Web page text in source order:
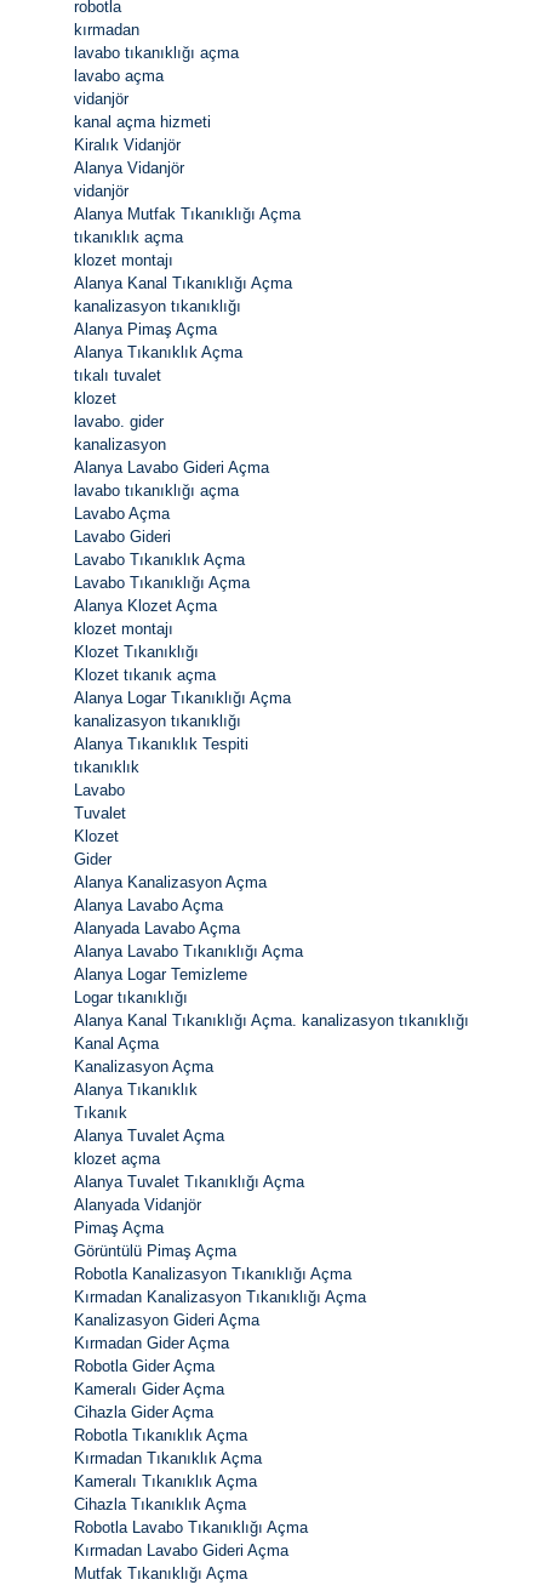
robotla
kırmadan
lavabo tıkanıklığı açma
lavabo açma
vidanjör
kanal açma hizmeti
Kiralık Vidanjör
Alanya Vidanjör
vidanjör
Alanya Mutfak Tıkanıklığı Açma
tıkanıklık açma
klozet montajı
Alanya Kanal Tıkanıklığı Açma
kanalizasyon tıkanıklığı
Alanya Pimaş Açma
Alanya Tıkanıklık Açma
tıkalı tuvalet
klozet
lavabo. gider
kanalizasyon
Alanya Lavabo Gideri Açma
lavabo tıkanıklığı açma
Lavabo Açma
Lavabo Gideri
Lavabo Tıkanıklık Açma
Lavabo Tıkanıklığı Açma
Alanya Klozet Açma
klozet montajı
Klozet Tıkanıklığı
Klozet tıkanık açma
Alanya Logar Tıkanıklığı Açma
kanalizasyon tıkanıklığı
Alanya Tıkanıklık Tespiti
tıkanıklık
Lavabo
Tuvalet
Klozet
Gider
Alanya Kanalizasyon Açma
Alanya Lavabo Açma
Alanyada Lavabo Açma
Alanya Lavabo Tıkanıklığı Açma
Alanya Logar Temizleme
Logar tıkanıklığı
Alanya Kanal Tıkanıklığı Açma. kanalizasyon tıkanıklığı
Kanal Açma
Kanalizasyon Açma
Alanya Tıkanıklık
Tıkanık
Alanya Tuvalet Açma
klozet açma
Alanya Tuvalet Tıkanıklığı Açma
Alanyada Vidanjör
Pimaş Açma
Görüntülü Pimaş Açma
Robotla Kanalizasyon Tıkanıklığı Açma
Kırmadan Kanalizasyon Tıkanıklığı Açma
Kanalizasyon Gideri Açma
Kırmadan Gider Açma
Robotla Gider Açma
Kameralı Gider Açma
Cihazla Gider Açma
Robotla Tıkanıklık Açma
Kırmadan Tıkanıklık Açma
Kameralı Tıkanıklık Açma
Cihazla Tıkanıklık Açma
Robotla Lavabo Tıkanıklığı Açma
Kırmadan Lavabo Gideri Açma
Mutfak Tıkanıklığı Açma